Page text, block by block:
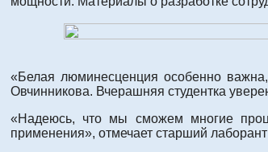
«Белая люминесценция особенно
Овчинникова. Вчерашняя студентка
«Надеюсь, что мы сможем многие
применения», отмечает старший